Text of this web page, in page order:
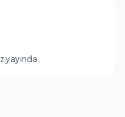
yayında.